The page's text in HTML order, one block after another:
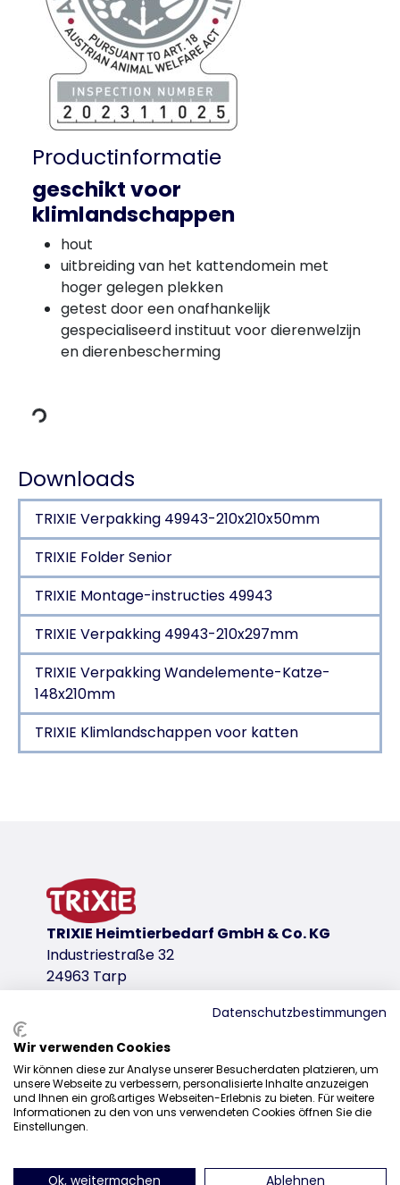
Productinformatie
geschikt voor
klimlandschappen
hout
uitbreiding van het kattendomein met
hoger gelegen plekken
getest door een onafhankelijk
gespecialiseerd instituut voor dierenwelzijn
en dierenbescherming
Downloads
TRIXIE Verpakking 49943-210x210x50mm
TRIXIE Folder Senior
TRIXIE Montage-instructies 49943
TRIXIE Verpakking 49943-210x297mm
TRIXIE Verpakking Wandelemente-Katze-
148x210mm
TRIXIE Klimlandschappen voor katten
hout
uitbreiding van het kattendomein met hoger
getest door een onafhankelijk gespecialiseerd
productvariant
productvariant: uniek productnummer
Afmetingen
ø 19 × 22 cm
Kleur
wit
downloadlinks
TRIXIE Heimtierbedarf GmbH & Co. KG
Industriestraße 32
24963 Tarp
Distributie
+31 20 7980 995
sales@trixie.de
Datenschutzbestimmungen
Wir verwenden Cookies
Wir können diese zur Analyse unserer Besucherdaten platzieren, um
unsere Webseite zu verbessern, personalisierte Inhalte anzuzeigen
und Ihnen ein großartiges Webseiten-Erlebnis zu bieten. Für weitere
Informationen zu den von uns verwendeten Cookies öffnen Sie die
Einstellungen.
Ok, weitermachen Ablehnen